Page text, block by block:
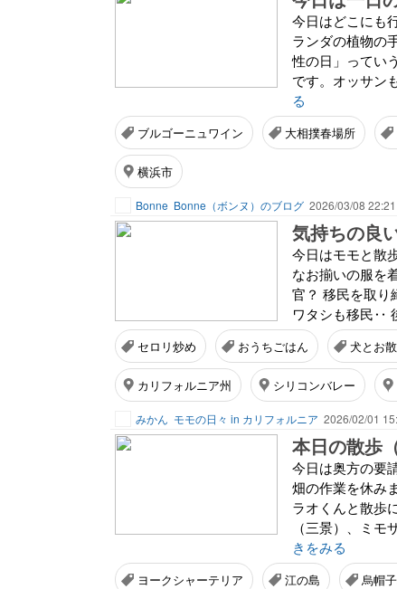
今日はどこにも
ランダの植物の
性の日」ってい
です。オッサン
る
ブルゴーニュワイン 大相撲春場所
横浜市
Bonne Bonne（ボンヌ）のブログ 2026/03/08 22:21
気持ちの良
今日はモモと散
なお揃いの服を
官？ 移民を取り
ワタシも移民‥
セロリ炒め おうちごはん 犬とお
カリフォルニア州 シリコンバレー
みかん モモの日々 in カリフォルニア 2026/02/01
本日の散歩
今日は奥方の要
畑の作業を休み
ラオくんと散歩
（三景）、ミ
きをみる
ヨークシャーテリア 江の島 烏帽